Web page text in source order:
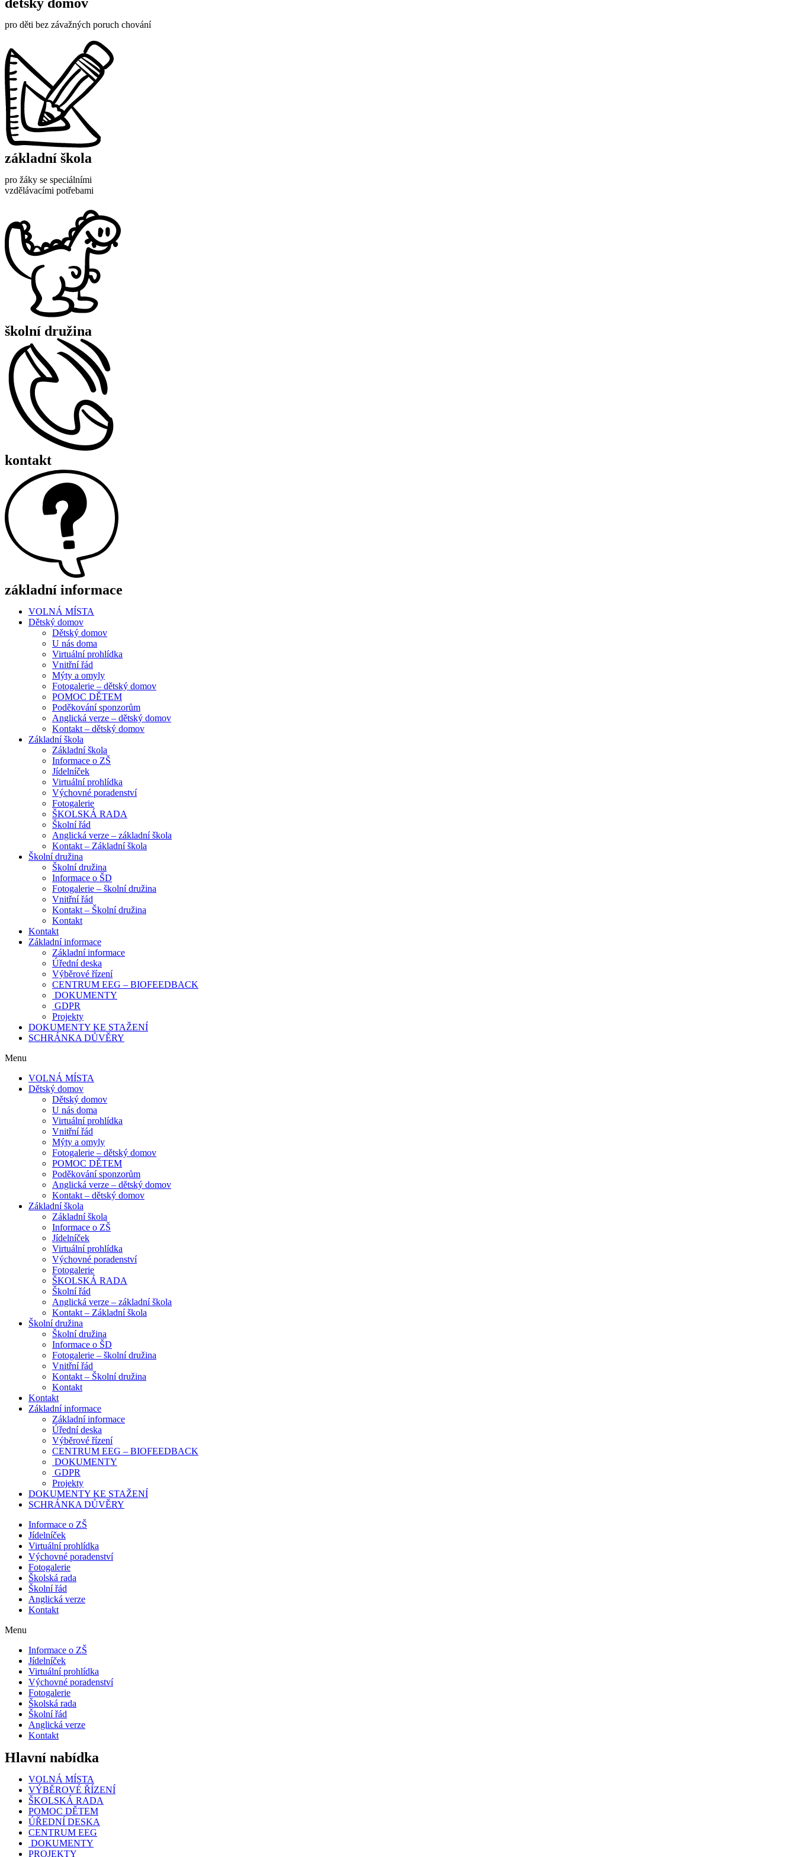
pro děti bez závažných poruch chování
základní škola
pro žáky se speciálními
vzdělávacími potřebami
školní družina
kontakt
základní informace
VOLNÁ MÍSTA
Dětský domov
Dětský domov
U nás doma
Virtuální prohlídka
Vnitřní řád
Mýty a omyly
Fotogalerie – dětský domov
POMOC DĚTEM
Poděkování sponzorům
Anglická verze – dětský domov
Kontakt – dětský domov
Základní škola
Základní škola
Informace o ZŠ
Jídelníček
Virtuální prohlídka
Výchovné poradenství
Fotogalerie
ŠKOLSKÁ RADA
Školní řád
Anglická verze – základní škola
Kontakt – Základní škola
Školní družina
Školní družina
Informace o ŠD
Fotogalerie – školní družina
Vnitřní řád
Kontakt – Školní družina
Kontakt
Kontakt
Základní informace
Základní informace
Úřední deska
Výběrové řízení
CENTRUM EEG – BIOFEEDBACK
DOKUMENTY
GDPR
Projekty
DOKUMENTY KE STAŽENÍ
SCHRÁNKA DŮVĚRY
Menu
VOLNÁ MÍSTA
Dětský domov
Dětský domov
U nás doma
Virtuální prohlídka
Vnitřní řád
Mýty a omyly
Fotogalerie – dětský domov
POMOC DĚTEM
Poděkování sponzorům
Anglická verze – dětský domov
Kontakt – dětský domov
Základní škola
Základní škola
Informace o ZŠ
Jídelníček
Virtuální prohlídka
Výchovné poradenství
Fotogalerie
ŠKOLSKÁ RADA
Školní řád
Anglická verze – základní škola
Kontakt – Základní škola
Školní družina
Školní družina
Informace o ŠD
Fotogalerie – školní družina
Vnitřní řád
Kontakt – Školní družina
Kontakt
Kontakt
Základní informace
Základní informace
Úřední deska
Výběrové řízení
CENTRUM EEG – BIOFEEDBACK
DOKUMENTY
GDPR
Projekty
DOKUMENTY KE STAŽENÍ
SCHRÁNKA DŮVĚRY
Informace o ZŠ
Jídelníček
Virtuální prohlídka
Výchovné poradenství
Fotogalerie
Školská rada
Školní řád
Anglická verze
Kontakt
Menu
Informace o ZŠ
Jídelníček
Virtuální prohlídka
Výchovné poradenství
Fotogalerie
Školská rada
Školní řád
Anglická verze
Kontakt
Hlavní nabídka
VOLNÁ MÍSTA
VÝBĚROVÉ ŘÍZENÍ
ŠKOLSKÁ RADA
POMOC DĚTEM
ÚŘEDNÍ DESKA
CENTRUM EEG
DOKUMENTY
PROJEKTY